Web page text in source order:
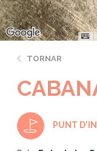
TORNAR
PUNT